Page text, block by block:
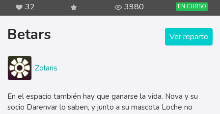
32 3980 EN CURSO
Betars Ver reparto
Zolaris
En el espacio también hay que ganarse la vida. Nova y su
socio Darenvar lo saben, y junto a su mascota Loche no